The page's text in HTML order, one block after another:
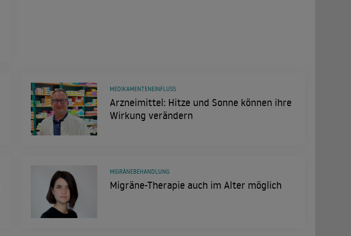
Arzneimittel: Hitze und Sonne können ihre
Wirkung verändern
MEDIKAMENTENEINFLUSS
Migräne-Therapie auch im Alter möglich
MIGRÄNEBEHANDLUNG